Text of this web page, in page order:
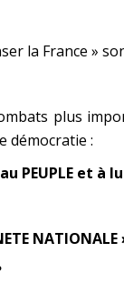
la France »
plus
démocratie :
PEUPLE et à
NATIONALE